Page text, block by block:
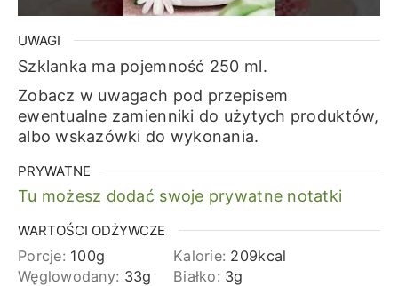
UWAGI
Szklanka ma pojemność 250 ml.
Zobacz w uwagach pod przepisem
ewentualne zamienniki do użytych produktów,
albo wskazówki do wykonania.
PRYWATNE
Tu możesz dodać swoje prywatne notatki
WARTOŚCI ODŻYWCZE
Porcje: 100g Kalorie: 209kcal
Węglowodany: 33g Białko: 3g